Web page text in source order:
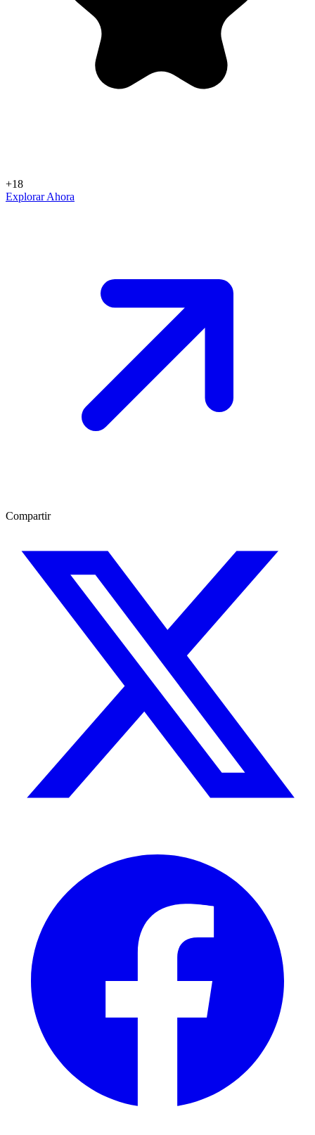
+18
Explorar Ahora
Compartir